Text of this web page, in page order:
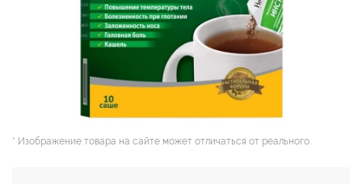
* Изображение товара на сайте может отличаться от реального.